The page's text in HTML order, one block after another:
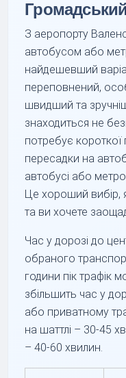
З аеропорту
автобусом або
найдешевший
переповнений,
швидший та
знаходиться не
потребує короткої
пересадки на
автобусі або
Це хороший вибір,
та ви хочете
Час у дорозі до
обраного
години пік трафік
збільшить час у
або приватному
на шаттлі – 30-45
– 40-60 хвилин.